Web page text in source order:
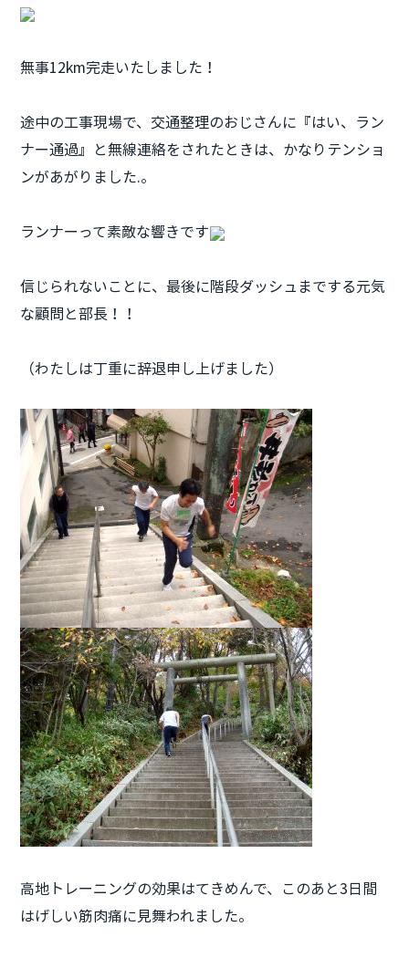
無事12km完走いたしました！
途中の工事現場で、交通整理のおじさんに『はい、 ラン
ナー通過』と無線連絡をされたときは、かなりテンショ
ンがあがりました.。
ランナーって素敵な響きです
信じられないことに、最後に階段ダッシュまでする元気
な顧問と部長！！
（わたしは丁重に辞退申し上げました）
高地トレーニングの効果はてきめんで、このあと3日間
はげしい筋肉痛に見舞われました。